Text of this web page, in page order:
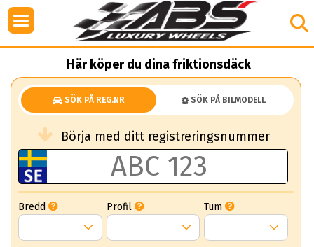
Här köper du dina friktionsdäck
SÖK PÅ REG.NR SÖK PÅ BILMODELL
Börja med ditt registreringsnummer
Bredd Profil Tum